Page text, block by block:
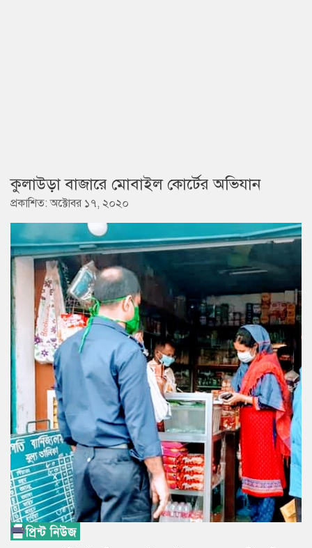
কুলাউড়া বাজারে মোবাইল কোর্টের অভিযান
প্রকাশিত: অক্টোবর ১৭, ২০২০